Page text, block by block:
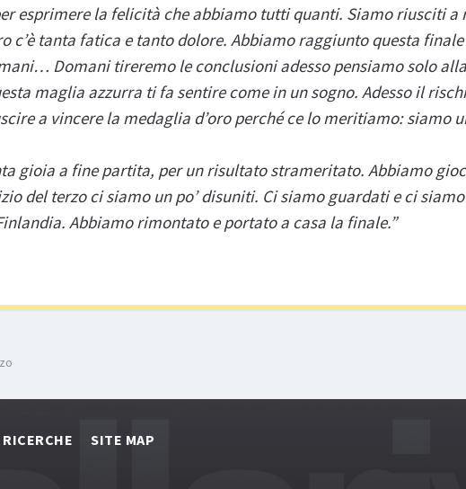
esprimere la felicità che abbiamo tutti quanti. Siamo riusciti a
tanta fatica e tanto dolore. Abbiamo raggiunto questa finale
Domani tireremo le conclusioni adesso pensiamo solo
maglia azzurra ti fa sentire come in un sogno. Adesso il
a vincere la medaglia d’oro perché ce lo meritiamo: siamo
gioia a fine partita, per un risultato strameritato. Abbiamo
del terzo ci siamo un po’ disuniti. Ci siamo guardati e ci
Abbiamo rimontato e portato a casa la finale.”
SITE MAP